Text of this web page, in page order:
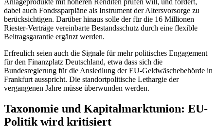
Anlageprodukte mit höheren Renditen prüfen will, und fordert,
dabei auch Fondssparpläne als Instrument der Altersvorsorge zu
berücksichtigen. Darüber hinaus solle der für die 16 Millionen
Riester-Verträge vereinbarte Bestandsschutz durch eine flexible
Beitragsgarantie ergänzt werden.
Erfreulich seien auch die Signale für mehr politisches Engagement
für den Finanzplatz Deutschland, etwa dass sich die
Bundesregierung für die Ansiedlung der EU-Geldwäschebehörde in
Frankfurt ausspricht. Die standortpolitische Lethargie der
vergangenen Jahre müsse überwunden werden.
Taxonomie und Kapitalmarktunion: EU-
Politik wird kritisiert